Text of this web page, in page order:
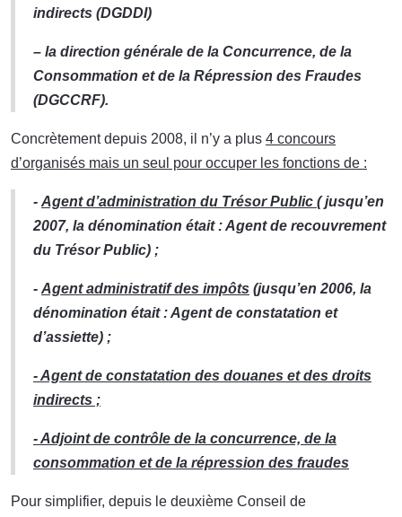
indirects (DGDDI)
– la direction générale de la Concurrence, de la
Consommation et de la Répression des Fraudes
(DGCCRF).
Concrètement depuis 2008, il n’y a plus 4 concours
d’organisés mais un seul pour occuper les fonctions de :
- Agent d’administration du Trésor Public ( jusqu’en
2007, la dénomination était : Agent de recouvrement
du Trésor Public) ;
- Agent administratif des impôts (jusqu’en 2006, la
dénomination était : Agent de constatation et
d’assiette) ;
- Agent de constatation des douanes et des droits
indirects ;
- Adjoint de contrôle de la concurrence, de la
consommation et de la répression des fraudes
Pour simplifier, depuis le deuxième Conseil de